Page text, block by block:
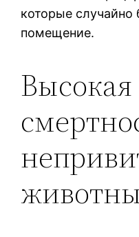
которые случайно
помещение.
Высокая